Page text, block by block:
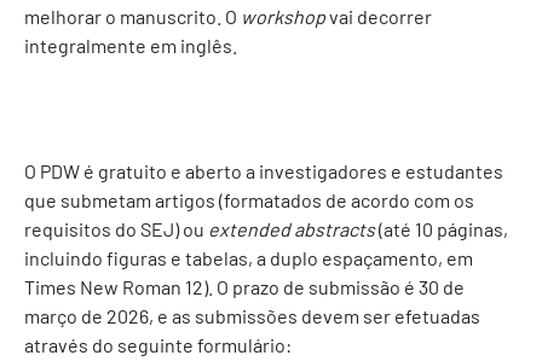
melhorar o manuscrito. O workshopvai decorrer
integralmente em inglês.
O PDW é gratuito e aberto a investigadores e estudantes
que submetam artigos (formatados de acordo com os
requisitos do SEJ) ou extended abstracts(até 10 páginas,
incluindo figuras e tabelas, a duplo espaçamento, em
Times New Roman 12). O prazo de submissão é 30 de
março de 2026, e as submissões devem ser efetuadas
através do seguinte formulário: